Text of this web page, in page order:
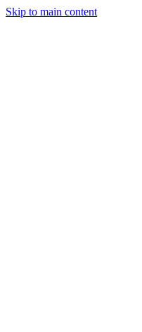
Skip to main content